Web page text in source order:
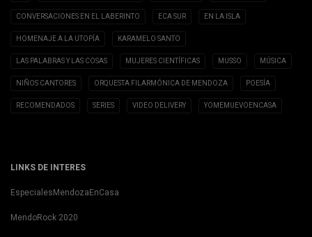
CONVERSACIONES EN EL LABERINTO ECA SUR EN LA ISLA
HOMENAJE A LA UTOPÍA KARAMELO SANTO
LAS PALABRAS Y LAS COSAS MUJERES CIENTÍFICAS MUSSO MÚSICA
NIÑOS CANTORES ORQUESTA FILARMÓNICA DE MENDOZA POESÍA
RECOMENDADOS SERIES VIDEO DELIVERY YOMEMUEVOENCASA
LINKS DE INTERES
EspecialesMendozaEnCasa
MendoRock 2020